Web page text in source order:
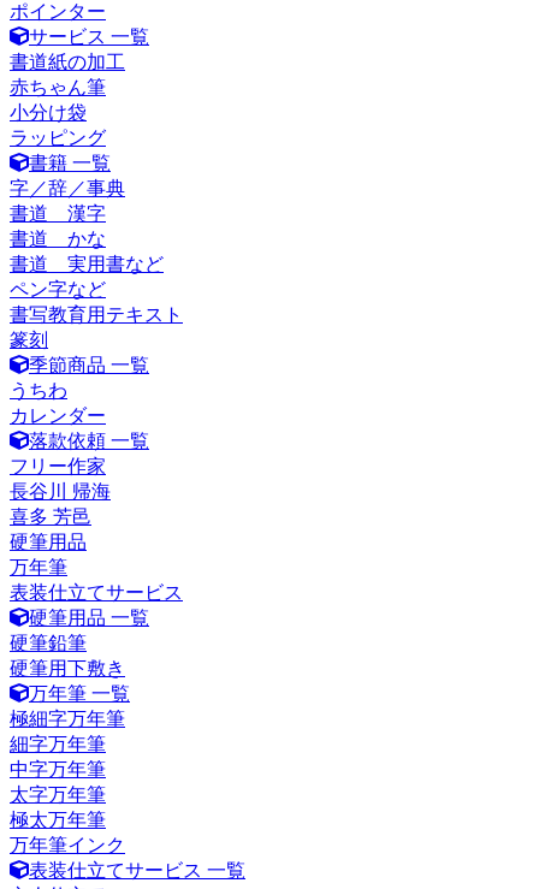
ポインター
サービス 一覧
書道紙の加工
赤ちゃん筆
小分け袋
ラッピング
書籍 一覧
字／辞／事典
書道 漢字
書道 かな
書道 実用書など
ペン字など
書写教育用テキスト
篆刻
季節商品 一覧
うちわ
カレンダー
落款依頼 一覧
フリー作家
長谷川 帰海
喜多 芳邑
硬筆用品
万年筆
表装仕立てサービス
硬筆用品 一覧
硬筆鉛筆
硬筆用下敷き
万年筆 一覧
極細字万年筆
細字万年筆
中字万年筆
太字万年筆
極太万年筆
万年筆インク
表装仕立てサービス 一覧